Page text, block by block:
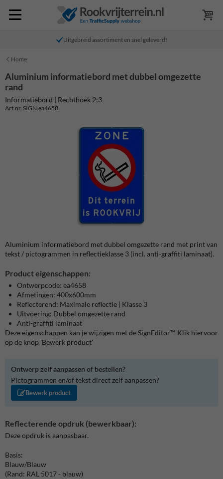
Uitgebreid assortiment en snel geleverd!
Home
Aluminium informatiebord met dubbel omgezette
rand
Informatiebord | Rechthoek 2:3
Art.nr. SIGN.ea4658
Aluminium informatiebord met dubbel omgezette rand met print van
tekst / pictogrammen in reflectieklasse 3 (incl. anti-graffiti laminaat).
Product eigenschappen:
Ontwerpcode: ea4658
Afmetingen: 400x600mm
Reflecterend: Maximale reflectie | Klasse 3
Uitvoering: Dubbel omgezette rand
Anti-graffiti laminaat
Deze eigenschappen kan je wijzigen met de SignEditor™. Klik hiervoor
op de knop 'Bewerk product'
Ontwerp zelf aanpassen of bestellen?
Pictogrammen en/of tekst direct zelf aanpassen?
Bewerk product
Reflecterende opdruk (bewerkbaar):
Deze opdruk is aanpasbaar.
Basis:
Blauw/Blauw
(Rand: RAL 5017 - blauw)